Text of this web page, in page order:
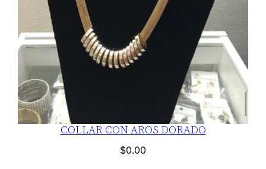
COLLAR CON AROS DORADO
$0.00